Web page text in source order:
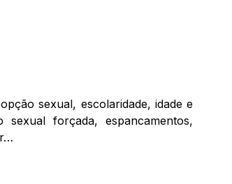
sexual, escolaridade, idade e
forçada, espancamentos,